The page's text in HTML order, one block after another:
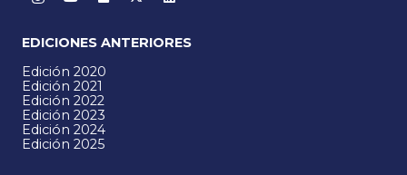
EDICIONES ANTERIORES
Edición 2020
Edición 2021
Edición 2022
Edición 2023
Edición 2024
Edición 2025